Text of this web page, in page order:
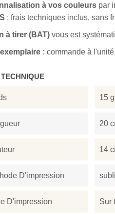
à vos couleurs par
; frais techniques inclus, sans
à tirer (BAT) vous est
: commande à
15 g
20
14
D'impression
D'impression Sur